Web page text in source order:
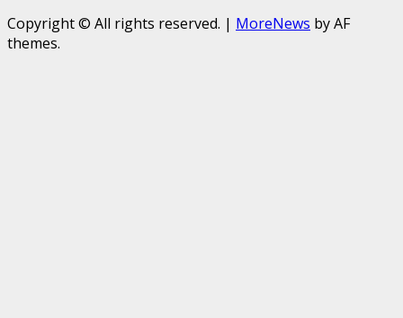
Copyright © All rights reserved. | MoreNews by AF
themes.